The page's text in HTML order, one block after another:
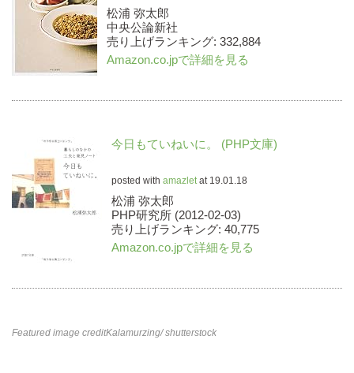
松浦 弥太郎
中央公論新社
売り上げランキング: 332,884
Amazon.co.jpで詳細を見る
今日もていねいに。 (PHP文庫)
posted with amazletat 19.01.18
松浦 弥太郎
PHP研究所 (2012-02-03)
売り上げランキング: 40,775
Amazon.co.jpで詳細を見る
Featured image creditKalamurzing/ shutterstock